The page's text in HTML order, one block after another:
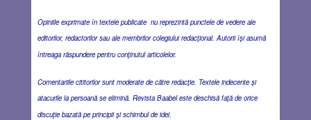
Opiniile exprimate în textele publicate nu reprezintă punctele de vedere ale
editorilor, redactorilor sau ale membrilor colegiului redacţional. Autorii îşi asumă
întreaga răspundere pentru conţinutul articolelor.
Comentariile cititorilor sunt moderate de către redacţie. Textele indecente şi
atacurile la persoană se elimină. Revista Baabel este deschisă faţă de orice
discuţie bazată pe principii şi schimbul de idei.